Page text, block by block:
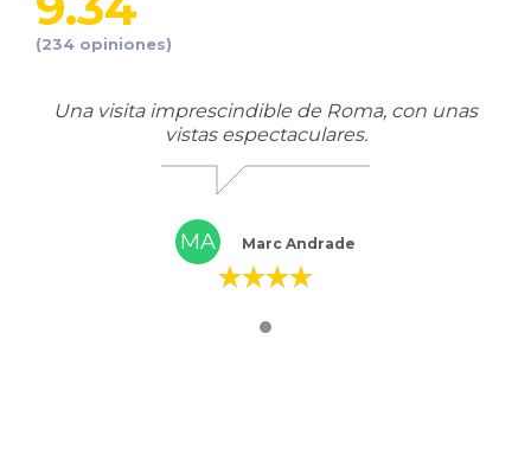
(234 opiniones)
Una visita imprescindible de Roma, con unas
vistas espectaculares.
MA Marc Andrade